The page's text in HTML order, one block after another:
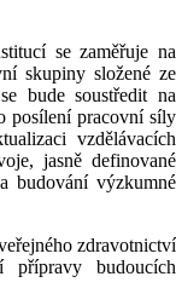
se zaměřuje na
skupiny složené ze
bude soustředit na
posílení pracovní síly
vzdělávacích
jasně definované
budování výzkumné
zdravotnictví
budoucích